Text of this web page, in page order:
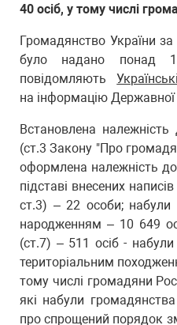
40 осіб, у тому числі
Громадянство України
було надано понад
повідомляють
на інформацію Державної
Встановлена
(ст.3 Закону "Про
оформлена належність
підставі внесених
ст.3) – 22 особи; набули
народженням – 10 649
(ст.7) – 511 осіб -
територіальним
тому числі громадяни
які набули
про спрощений порядок